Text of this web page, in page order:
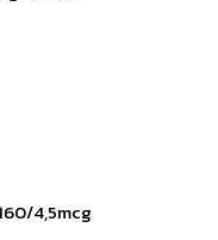
4,5mcg